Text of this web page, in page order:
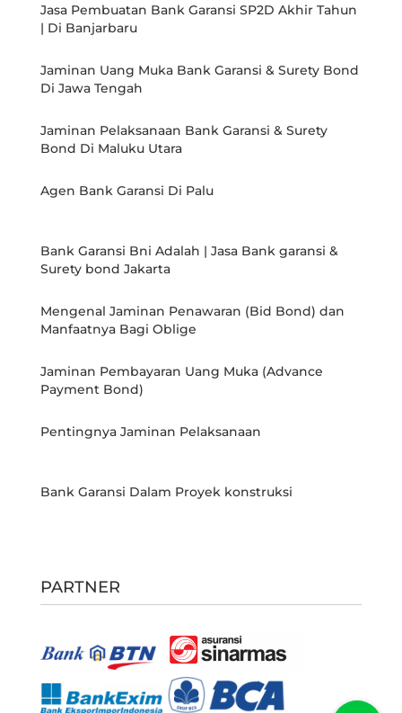
Jasa Pembuatan Bank Garansi SP2D Akhir Tahun
| Di Banjarbaru
Jaminan Uang Muka Bank Garansi & Surety Bond
Di Jawa Tengah
Jaminan Pelaksanaan Bank Garansi & Surety
Bond Di Maluku Utara
Agen Bank Garansi Di Palu
Bank Garansi Bni Adalah | Jasa Bank garansi &
Surety bond Jakarta
Mengenal Jaminan Penawaran (Bid Bond) dan
Manfaatnya Bagi Oblige
Jaminan Pembayaran Uang Muka (Advance
Payment Bond)
Pentingnya Jaminan Pelaksanaan
Bank Garansi Dalam Proyek konstruksi
PARTNER